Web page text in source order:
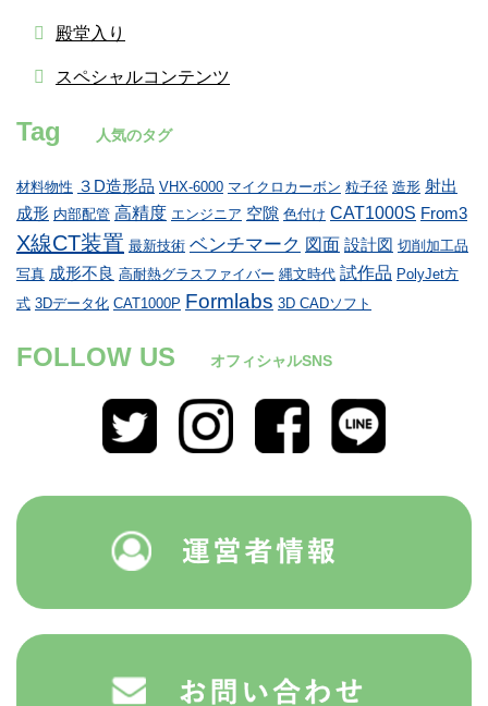
殿堂入り
スペシャルコンテンツ
Tag 人気のタグ
材料物性 ３D造形品 VHX-6000 マイクロカーボン 粒子径 造形 射出
成形 内部配管 高精度 エンジニア 空隙 色付け CAT1000S From3
X線CT装置 最新技術 ベンチマーク 図面 設計図 切削加工品
写真 成形不良 高耐熱グラスファイバー 縄文時代 試作品 PolyJet方
式 3Dデータ化 CAT1000P Formlabs 3D CADソフト
FOLLOW US オフィシャルSNS